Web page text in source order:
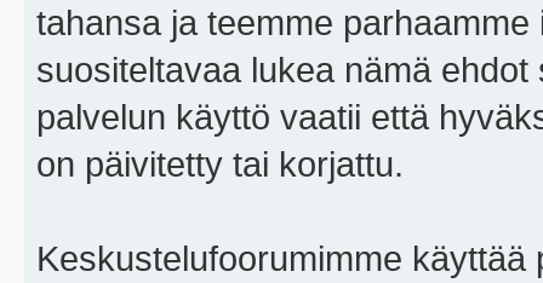
tahansa ja teemme
suositeltavaa lukea nämä
palvelun käyttö vaatii että
on päivitetty tai korjattu.
Keskustelufoorumimme